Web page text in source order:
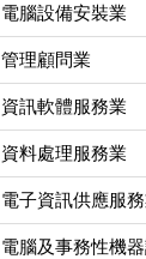
電腦設備安裝業
管理顧問業
資訊軟體服務業
資料處理服務業
電子資訊供應服
電腦及事務性機